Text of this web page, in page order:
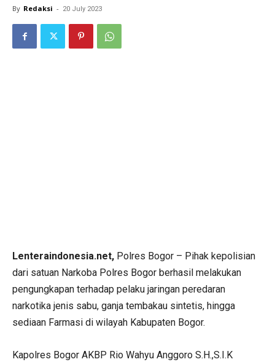
By Redaksi - 20 July 2023
Lenteraindonesia.net, Polres Bogor – Pihak kepolisian
dari satuan Narkoba Polres Bogor berhasil melakukan
pengungkapan terhadap pelaku jaringan peredaran
narkotika jenis sabu, ganja tembakau sintetis, hingga
sediaan Farmasi di wilayah Kabupaten Bogor.
Kapolres Bogor AKBP Rio Wahyu Anggoro S.H.,S.I.K